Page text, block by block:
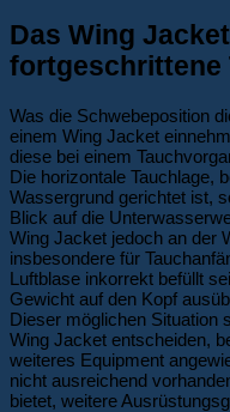
Das Wing
fortgeschrittene
Was die Schwebeposition
einem Wing Jacket
diese bei einem
Die horizontale Tauchlage,
Wassergrund gerichtet ist,
Blick auf die
Wing Jacket jedoch an der
insbesondere für
Luftblase inkorrekt befüllt
Gewicht auf den Kopf
Dieser möglichen Situation
Wing Jacket entscheiden,
weiteres Equipment
nicht ausreichend
bietet, weitere